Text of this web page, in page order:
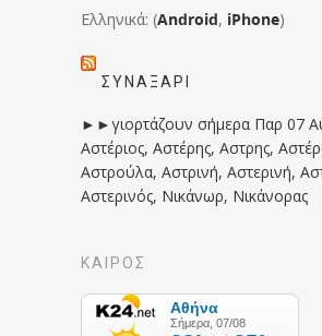
Ελληνικά: (Android, iPhone)
ΣΥΝΑΞΆΡΙ
►►γιορτάζουν σήμερα Παρ 07
Αστέριος, Αστέρης, Αστρης,
Αστρούλα, Αστρινή, Αστερινή,
Αστερινός, Νικάνωρ, Νικάνορας
ΚΑΙΡΟΣ